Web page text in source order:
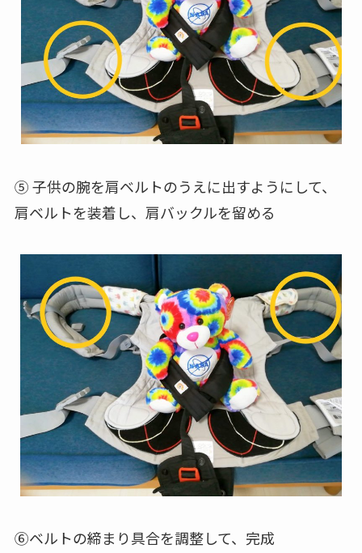
⑤ 子供の腕を肩ベルトのうえに出すようにして、
肩ベルトを装着し、肩バックルを留める
⑥ベルトの締まり具合を調整して、完成